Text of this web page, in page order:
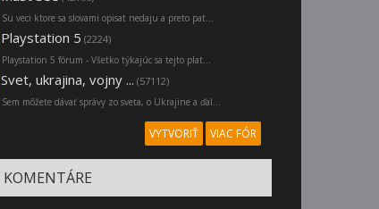
Su veci ktore sa slovami opisat nedaju a preto pat...
Playstation 5 (2224)
Playstation 5 fórum - Všetko týkajúc sa tejto plat...
Svet, ukrajina, vojny ... (57112)
Sem môžete dávať správy zo sveta, o Ukrajine a ďal...
VYTVORIŤ VIAC FÓR
KOMENTÁRE